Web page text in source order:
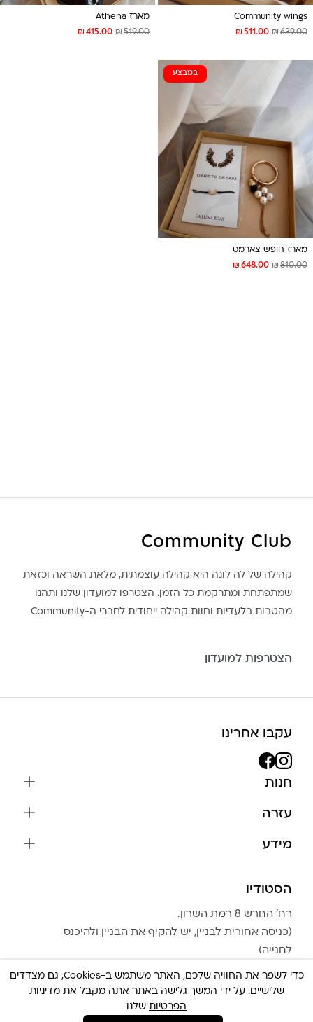
Community wings
₪511.00 ₪639.00
מארז Athena
₪415.00 ₪519.00
במבצע
מארז חופש צארמס
₪648.00 ₪810.00
Community Club
קהילה של לה לונה היא קהילה עוצמתית, מלאת השראה וכזאת
שמתפתחת ומתרקמת כל הזמן. הצטרפו למועדון שלנו ותהנו
מהטבות בלעדיות וחוות קהילה ייחודית לחברי ה-Community
הצטרפות למועדון
עקבו אחרינו
חנות
צמידים
בגדים
אביזרים
גברים
LA LUNA HOME
עזרה
צור קשר
מידע
שמירה על התכשיטים
הצהרת נגישות
טבלת מידות טבעות
Community Club
הסטודיו
רח׳ החרש 8 רמת השרון.
(כניסה אחורית לבניין, יש להקיף את הבניין ולהיכנס
לחנייה)
שעות הפעילות: מועדי הפעילות משתנים משבוע לשבוע.
כדי לשפר את החוויה שלכם, האתר משתמש ב-Cookies, גם מצדדים
שלישיים. על ידי המשך גלישה באתר אתה מקבל אתמדיניות
הפרטיות שלנו צריכה עזרה ?